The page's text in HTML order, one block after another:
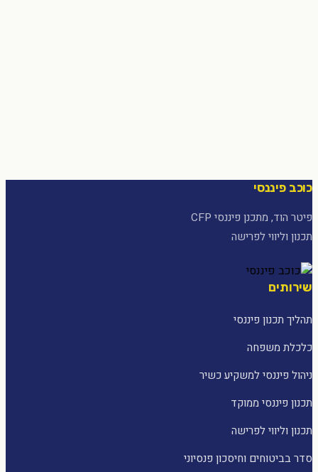
כוכב פיננסי
פיטר הוד, מתכנן פיננסי CFP
תכנון וליווי לפרישה
שירותים
תהליך תכנון פיננסי
כלכלת משפחה
ניהול פיננסי למשקיע כשיר
תכנון פיננסי ממוקד
תכנון וליווי לפרישה
סדר בביטוחים וחיסכון פנסיוני